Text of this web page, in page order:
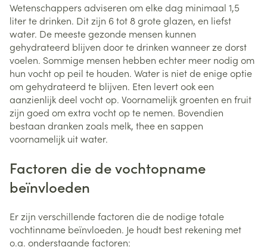
Wetenschappers adviseren om elke dag minimaal 1,5
liter te drinken. Dit zijn 6 tot 8 grote glazen, en liefst
water. De meeste gezonde mensen kunnen
gehydrateerd blijven door te drinken wanneer ze dorst
voelen. Sommige mensen hebben echter meer nodig om
hun vocht op peil te houden. Water is niet de enige optie
om gehydrateerd te blijven. Eten levert ook een
aanzienlijk deel vocht op. Voornamelijk groenten en fruit
zijn goed om extra vocht op te nemen. Bovendien
bestaan dranken zoals melk, thee en sappen
voornamelijk uit water.
Factoren die de vochtopname
beïnvloeden
Er zijn verschillende factoren die de nodige totale
vochtinname beïnvloeden. Je houdt best rekening met
o.a. onderstaande factoren: